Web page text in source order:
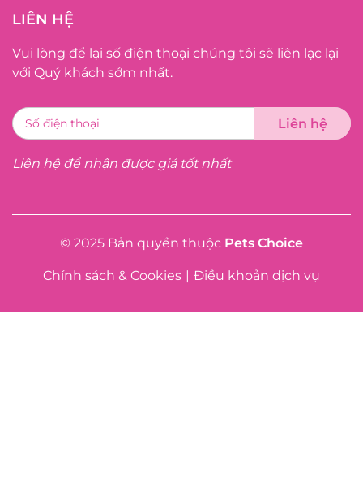
LIÊN HỆ
Vui lòng để lại số điện thoại chúng tôi sẽ liên lạc lại
với Quý khách sớm nhất.
Liên hệ để nhận được giá tốt nhất
© 2025 Bản quyền thuộc Pets Choice
Chính sách & Cookies | Điều khoản dịch vụ